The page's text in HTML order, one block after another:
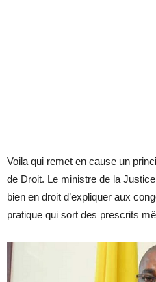
Voila qui remet en cause un
de Droit. Le ministre de la
bien en droit d’expliquer aux
pratique qui sort des prescrits